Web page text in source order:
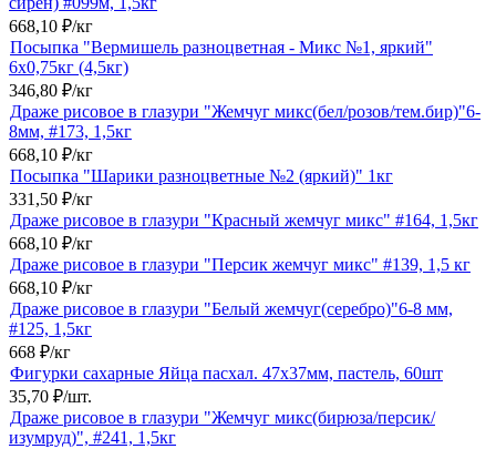
668,10 ₽/кг
Посыпка "Вермишель разноцветная - Микс №1, яркий"
6х0,75кг (4,5кг)
346,80 ₽/кг
Драже рисовое в глазури "Жемчуг микс(бел/розов/тем.бир)"6-
8мм, #173, 1,5кг
668,10 ₽/кг
Посыпка "Шарики разноцветные №2 (яркий)" 1кг
331,50 ₽/кг
Драже рисовое в глазури "Красный жемчуг микс" #164, 1,5кг
668,10 ₽/кг
Драже рисовое в глазури "Персик жемчуг микс" #139, 1,5 кг
668,10 ₽/кг
Драже рисовое в глазури "Белый жемчуг(серебро)"6-8 мм,
#125, 1,5кг
668 ₽/кг
Фигурки сахарные Яйца пасхал. 47х37мм, пастель, 60шт
35,70 ₽/шт.
Драже рисовое в глазури "Жемчуг микс(бирюза/персик/
изумруд)", #241, 1,5кг